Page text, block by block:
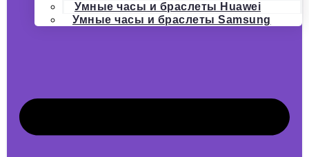
Умные часы и браслеты Huawei
Умные часы и браслеты Samsung